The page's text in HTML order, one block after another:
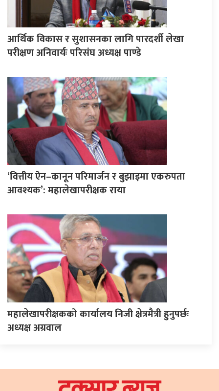
आर्थिक विकास र सुशासनका लागि पारदर्शी लेखा
परीक्षण अनिवार्यः परिसंघ अध्यक्ष पाण्डे
‘वित्तीय ऐन–कानून परिमार्जन र बुझाइमा एकरुपता
आवश्यक’: महालेखापरीक्षक राया
महालेखापरीक्षकको कार्यालय निजी क्षेत्रमैत्री हुनुपर्छः
अध्यक्ष अग्रवाल